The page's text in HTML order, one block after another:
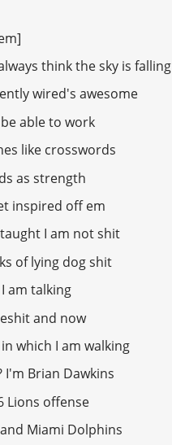
think the sky is falling
wired's awesome
able to work
like crosswords
as strength
inspired off em
I am not shit
of lying dog shit
am talking
and now
which I am walking
Brian Dawkins
Lions offense
Miami Dolphins